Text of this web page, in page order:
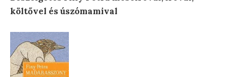
költővel és úszómamival